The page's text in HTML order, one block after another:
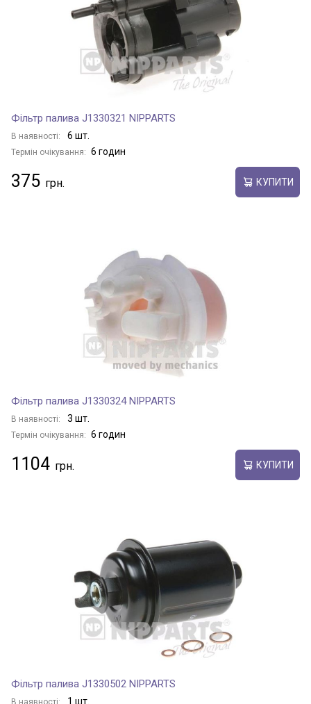
Фільтр палива J1330321 NIPPARTS
В наявності: 6 шт.
Термін очікування: 6 годин
375 КУПИТИ
Фільтр палива J1330324 NIPPARTS
В наявності: 3 шт.
Термін очікування: 6 годин
1104 КУПИТИ
Фільтр палива J1330502 NIPPARTS
В наявності: 1 шт.